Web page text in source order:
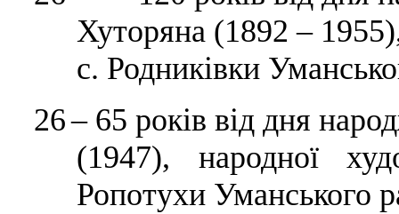
Хуторяна (1892 –
с. Родниківки
26– 65 років від дня
(1947), народної
Ропотухи Уманського